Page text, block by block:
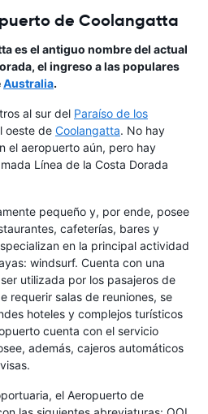
de Coolangatta
es el antiguo nombre del actual
el ingreso a las populares
Australia.
al sur del Paraíso de los
oeste de Coolangatta. No hay
el aeropuerto aún, pero hay
Línea de la Costa Dorada
pequeño y, por ende, posee
cafeterías, bares y
en la principal actividad
windsurf. Cuenta con una
utilizada por los pasajeros de
requerir salas de reuniones, se
hoteles y complejos turísticos
cuenta con el servicio
además, cajeros automáticos
el Aeropuerto de